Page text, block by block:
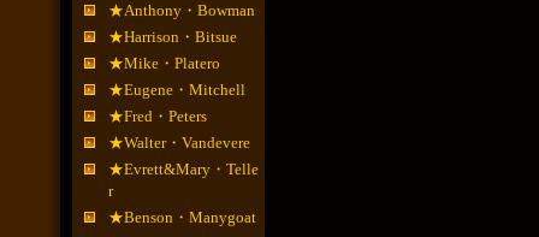
★Anthony・Bowman
★Harrison・Bitsue
★Mike・Platero
★Eugene・Mitchell
★Fred・Peters
★Walter・Vandevere
★Evrett&Mary・Telle
r
★Benson・Manygoat